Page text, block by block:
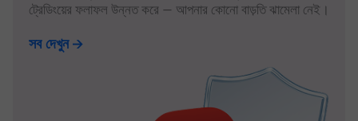
ট্রেডিংয়ের ফলাফল উন্নত করে — আপনার কোনো বাড়তি ঝামেলা নেই।
সব দেখুন